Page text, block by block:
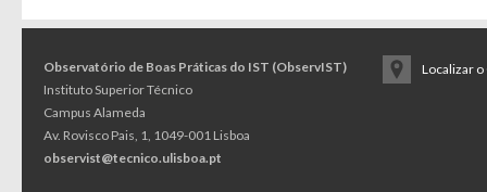
Observatório de Boas Práticas do IST (ObservIST)
Instituto Superior Técnico
Campus Alameda
Av. Rovisco Pais, 1, 1049-001 Lisboa
observist@tecnico.ulisboa.pt
Localizar o